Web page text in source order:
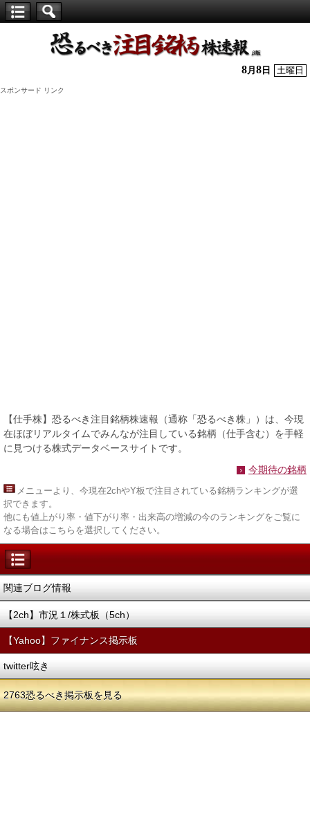
株】
8月 8 日 土曜日
スポンサード リンク
【仕手株】恐るべき注目銘柄株速報（通称「恐るべき株」）は、今現
在ほぼリアルタイムでみんなが注目している銘柄（仕手含む）を手軽
に見つける株式データベースサイトです。
今期待の銘柄
メニューより、今現在2chやY板で注目されている銘柄ランキングが選
択できます。
他にも値上がり率・値下がり率・出来高の増減の今のランキングをご覧に
なる場合はこちらを選択してください。
関連ブログ情報
【2ch】市況１/株式板（5ch）
【Yahoo】ファイナンス掲示板
twitter呟き
2763恐るべき掲示板を見る